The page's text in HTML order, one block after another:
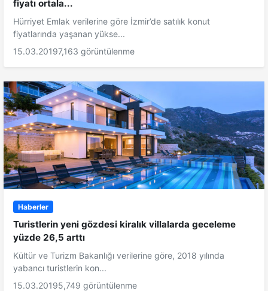
fiyatı ortala...
Hürriyet Emlak verilerine göre İzmir’de satılık konut
fiyatlarında yaşanan yükse...
15.03.20197,163 görüntülenme
Haberler
Turistlerin yeni gözdesi kiralık villalarda geceleme
yüzde 26,5 arttı
Kültür ve Turizm Bakanlığı verilerine göre, 2018 yılında
yabancı turistlerin kon...
15.03.20195,749 görüntülenme